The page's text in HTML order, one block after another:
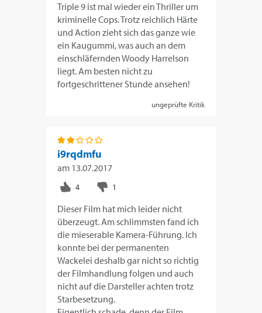
Triple 9 ist mal wieder ein Thriller um
kriminelle Cops. Trotz reichlich Härte
und Action zieht sich das ganze wie
ein Kaugummi, was auch an dem
einschläfernden Woody Harrelson
liegt. Am besten nicht zu
fortgeschrittener Stunde ansehen!
ungeprüfte Kritik
i9rqdmfu
am 13.07.2017
Dieser Film hat mich leider nicht
überzeugt. Am schlimmsten fand ich
die mieserable Kamera-Führung. Ich
konnte bei der permanenten
Wackelei deshalb gar nicht so richtig
der Filmhandlung folgen und auch
nicht auf die Darsteller achten trotz
Starbesetzung.